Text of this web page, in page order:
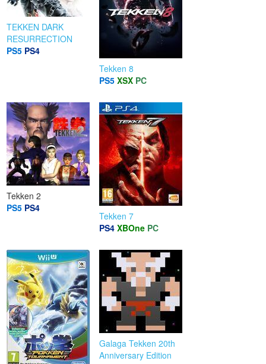
TEKKEN DARK
RESURRECTION
PS5 PS4
Tekken 8
PS5 XSX PC
Tekken 2
PS5 PS4
Tekken 7
PS4 XBOne PC
Galaga Tekken 20th
Anniversary Edition